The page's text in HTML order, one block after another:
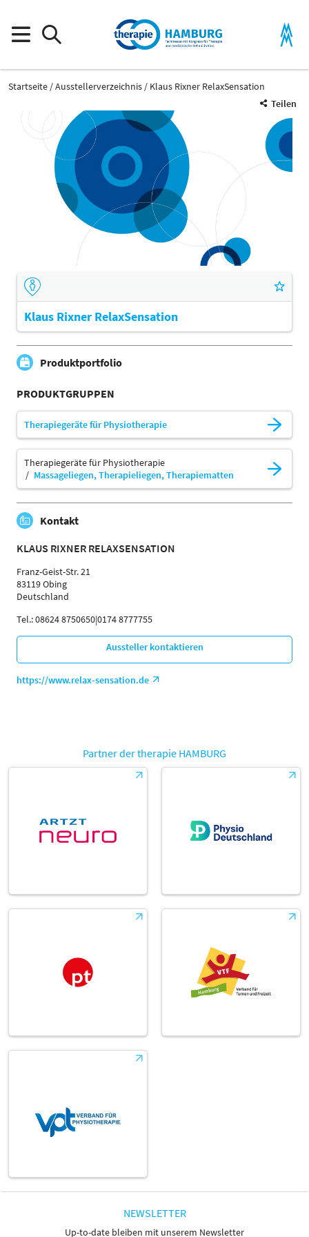
Startseite Ausstellerverzeichnis
Klaus Rixner RelaxSensation
Teilen
Klaus Rixner RelaxSensation
Produktportfolio
PRODUKTGRUPPEN
Therapiegeräte für Physiotherapie
Therapiegeräte für Physiotherapie
Massageliegen, Therapieliegen, Therapiematten
Kontakt
KLAUS RIXNER RELAXSENSATION
Franz-Geist-Str. 21
83119 Obing
Deutschland
Tel.: 08624 8750650|0174 8777755
Aussteller kontaktieren
https://www.relax-sensation.de
Partner der therapie HAMBURG
NEWSLETTER
Up-to-date bleiben mit unserem Newsletter